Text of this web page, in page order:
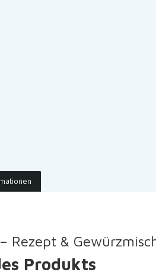
Rezept &
Produkts